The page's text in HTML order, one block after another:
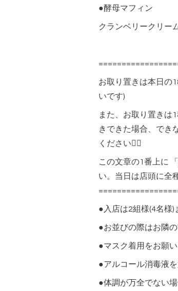
●酵母マフィン
クランベリークリー
お取り置きは本日の
いです)
また、お取り置きは
きできた場合、でき
ください🙇‍♀️
この文章の1番上に
い。当日は店頭に全
●入店は2組様(4名様)
●お並びの際はお隣
●マスク着用をお願
●アルコール消毒液
●体調が万全でない